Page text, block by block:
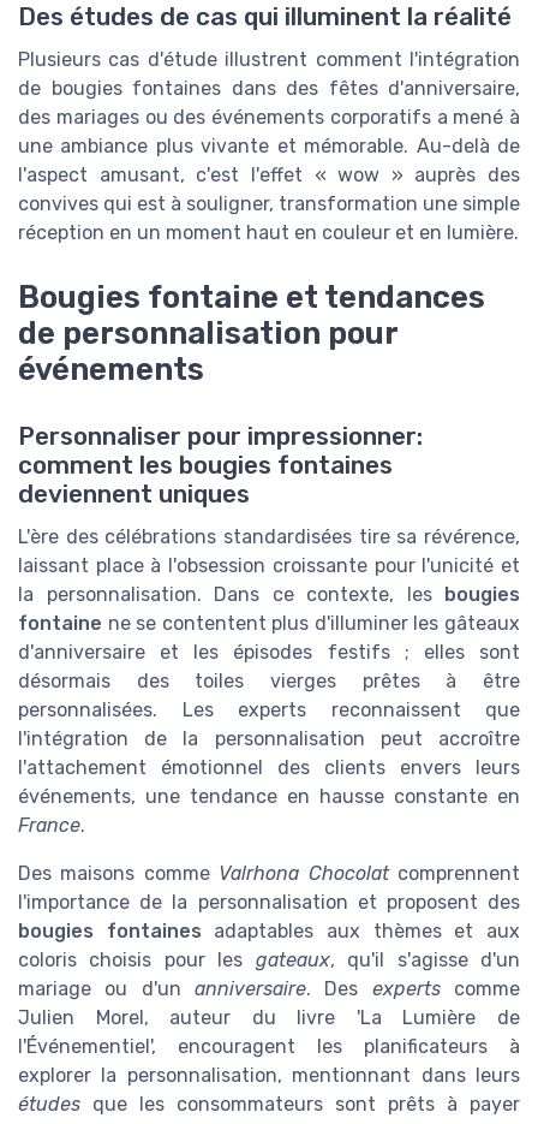
Des études de cas qui illuminent la réalité
Plusieurs cas d'étude illustrent comment l'intégration
de bougies fontaines dans des fêtes d'anniversaire,
des mariages ou des événements corporatifs a mené à
une ambiance plus vivante et mémorable. Au-delà de
l'aspect amusant, c'est l'effet « wow » auprès des
convives qui est à souligner, transformation une simple
réception en un moment haut en couleur et en lumière.
Bougies fontaine et tendances
de personnalisation pour
événements
Personnaliser pour impressionner:
comment les bougies fontaines
deviennent uniques
L'ère des célébrations standardisées tire sa révérence,
laissant place à l'obsession croissante pour l'unicité et
la personnalisation. Dans ce contexte, les bougies
fontaine ne se contentent plus d'illuminer les gâteaux
d'anniversaire et les épisodes festifs ; elles sont
désormais des toiles vierges prêtes à être
personnalisées. Les experts reconnaissent que
l'intégration de la personnalisation peut accroître
l'attachement émotionnel des clients envers leurs
événements, une tendance en hausse constante en
France.
Des maisons comme Valrhona Chocolatcomprennent
l'importance de la personnalisation et proposent des
bougies fontaines adaptables aux thèmes et aux
coloris choisis pour les gateaux, qu'il s'agisse d'un
mariage ou d'un anniversaire. Des expertscomme
Julien Morel, auteur du livre 'La Lumière de
l'Événementiel', encouragent les planificateurs à
explorer la personnalisation, mentionnant dans leurs
études que les consommateurs sont prêts à payer